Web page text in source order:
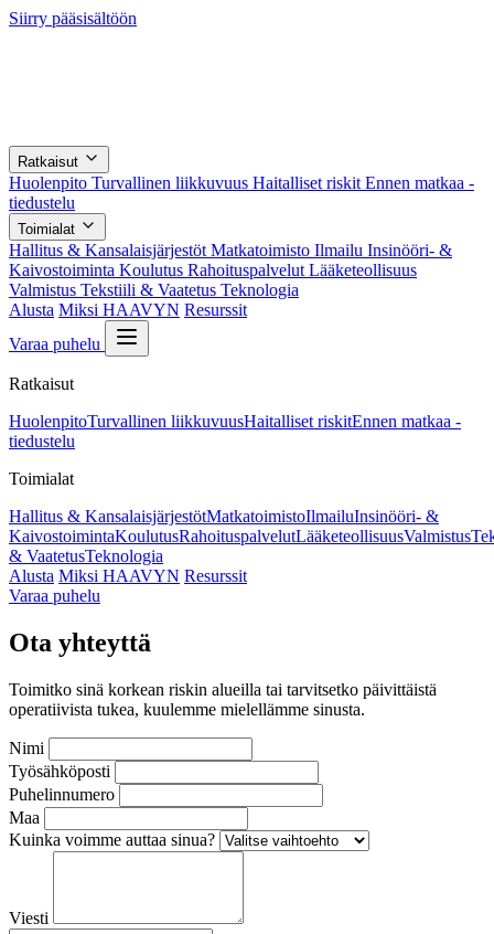
Siirry pääsisältöön
Ratkaisut
Huolenpito Turvallinen liikkuvuus Haitalliset riskit Ennen matkaa -
tiedustelu
Toimialat
Hallitus & Kansalaisjärjestöt Matkatoimisto Ilmailu Insinööri- &
Kaivostoiminta Koulutus Rahoituspalvelut Lääketeollisuus
Valmistus Tekstiili & Vaatetus Teknologia
Alusta Miksi HAAVYN Resurssit
Varaa puhelu
Ratkaisut
HuolenpitoTurvallinen liikkuvuusHaitalliset riskitEnnen matkaa -
tiedustelu
Toimialat
Hallitus & KansalaisjärjestötMatkatoimistoIlmailuInsinööri- &
KaivostoimintaKoulutusRahoituspalvelutLääketeollisuusValmistus
& VaatetusTeknologia
Alusta Miksi HAAVYN Resurssit
Varaa puhelu
Ota yhteyttä
Toimitko sinä korkean riskin alueilla tai tarvitsetko päivittäistä
operatiivista tukea, kuulemme mielellämme sinusta.
Nimi
Työsähköposti
Puhelinnumero
Maa
Kuinka voimme auttaa sinua?
Viesti